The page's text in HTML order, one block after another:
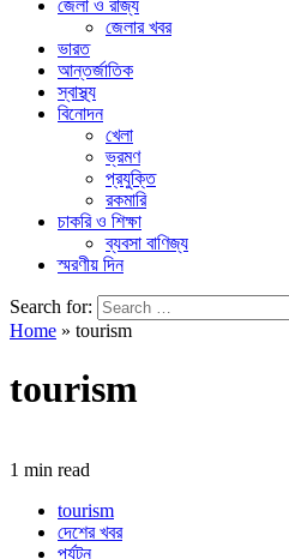
জেলা ও রাজ্য
জেলার খবর
ভারত
আন্তর্জাতিক
স্বাস্থ্য
বিনোদন
খেলা
ভ্রমণ
প্রযুক্তি
রকমারি
চাকরি ও শিক্ষা
ব্যবসা বাণিজ্য
স্মরণীয় দিন
Search for:
Home » tourism
tourism
1 min read
tourism
দেশের খবর
পর্যটন